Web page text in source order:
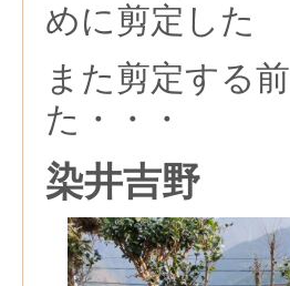
めに剪定した
また剪定する
た・・・
染井吉野